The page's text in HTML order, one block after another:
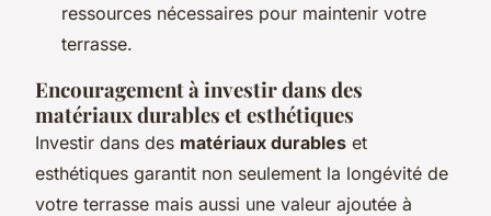
ressources nécessaires pour maintenir votre
terrasse.
Encouragement à investir dans des
matériaux durables et esthétiques
Investir dans des matériaux durables et
esthétiques garantit non seulement la longévité de
votre terrasse mais aussi une valeur ajoutée à